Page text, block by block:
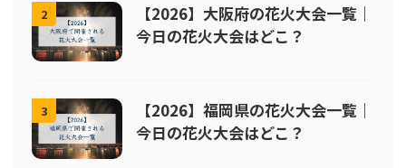
2
【2026】大阪府の花火大会一覧｜
今日の花火大会はどこ？
3
【2026】福岡県の花火大会一覧｜
今日の花火大会はどこ？